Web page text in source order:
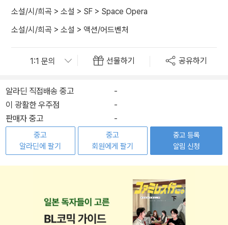
소설/시/희곡 > 소설 > SF > Space Opera
소설/시/희곡 > 소설 > 액션/어드벤처
선물하기 공유하기
알라딘 직접배송 중고
-
이 광활한 우주점
-
판매자 중고
-
중고
알라딘에 팔기
중고
회원에게 팔기
중고 등록
알림 신청